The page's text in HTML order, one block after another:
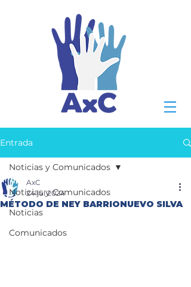
Entrada
Noticias y Comunicados
Noticias
Comunicados
Noticias y Comunicados
MÉTODO DE NEY BARRIONUEVO SILVA
AxC
24 jul 2024